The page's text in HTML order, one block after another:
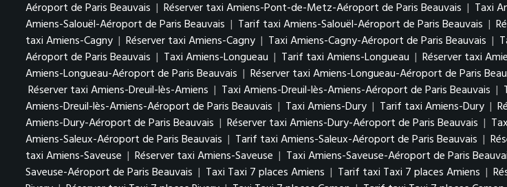
Aéroport de Paris Beauvais | Réserver taxi Amiens-Pont-de-Metz-Aéroport de Paris Beauvais | Taxi
Amiens-Salouël-Aéroport de Paris Beauvais | Tarif taxi Amiens-Salouël-Aéroport de Paris Beauvais |
taxi Amiens-Cagny | Réserver taxi Amiens-Cagny | Taxi Amiens-Cagny-Aéroport de Paris Beauvais |
Aéroport de Paris Beauvais | Taxi Amiens-Longueau | Tarif taxi Amiens-Longueau | Réserver taxi
Amiens-Longueau-Aéroport de Paris Beauvais | Réserver taxi Amiens-Longueau-Aéroport de Paris
Réserver taxi Amiens-Dreuil-lès-Amiens | Taxi Amiens-Dreuil-lès-Amiens-Aéroport de Paris Beauvais |
Amiens-Dreuil-lès-Amiens-Aéroport de Paris Beauvais | Taxi Amiens-Dury | Tarif taxi Amiens-Dury |
Amiens-Dury-Aéroport de Paris Beauvais | Réserver taxi Amiens-Dury-Aéroport de Paris Beauvais |
Amiens-Saleux-Aéroport de Paris Beauvais | Tarif taxi Amiens-Saleux-Aéroport de Paris Beauvais |
taxi Amiens-Saveuse | Réserver taxi Amiens-Saveuse | Taxi Amiens-Saveuse-Aéroport de Paris
Saveuse-Aéroport de Paris Beauvais | Taxi Taxi 7 places Amiens | Tarif taxi Taxi 7 places Amiens |